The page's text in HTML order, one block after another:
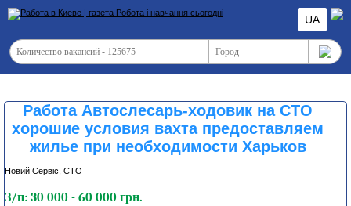
UA
Работа Автослесарь-ходовик на СТО
хорошие условия вахта предоставляем
жилье при необходимости Харьков
Новий Сервіс, СТО
З/п: 30 000 - 60 000 грн.